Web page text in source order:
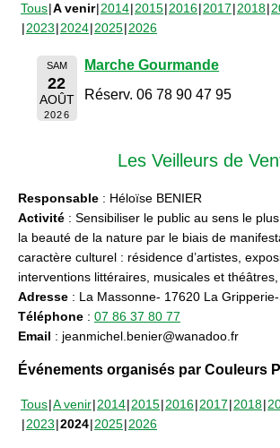
Tous A venir 2014 2015 2016 2017 2018
2023 2024 2025 2026
SAM
22
AOÛT
2026
Marche Gourmande
Réserv. 06 78 90 47 95
Les Veilleurs de
Responsable : Héloïse BENIER
Activité : Sensibiliser le public au sens le
la beauté de la nature par le biais de
caractère culturel : résidence d’artistes,
interventions littéraires, musicales et
Adresse : La Massonne- 17620 La
Téléphone : 07 86 37 80 77
Email : jeanmichel.benier@wanadoo.fr
Événements organisés par Couleurs
Tous A venir 2014 2015 2016 2017 2018
2023 2024 2025 2026